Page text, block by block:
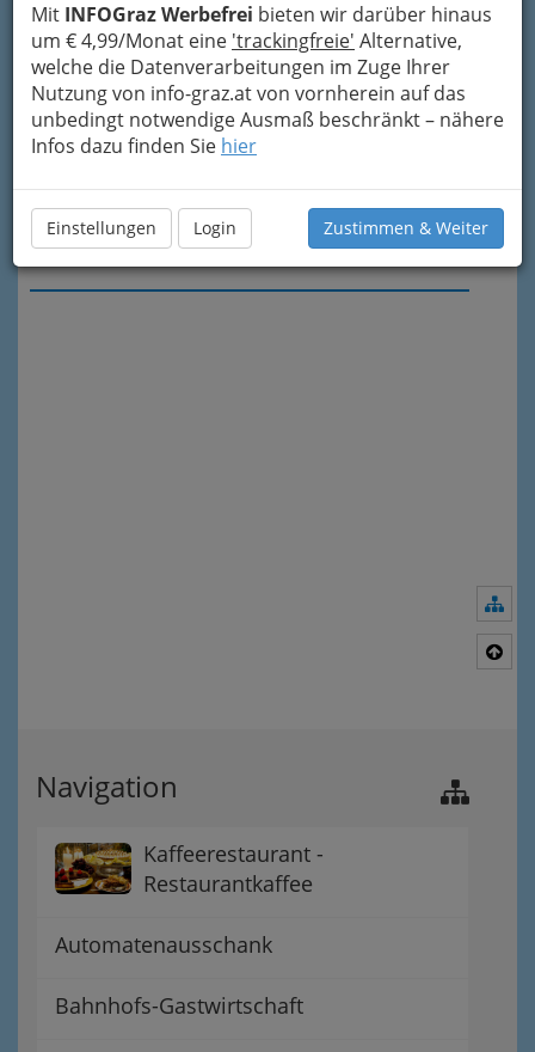
Mit INFOGraz Werbefrei bieten wir darüber hinaus
um € 4,99/Monat eine 'trackingfreie' Alternative,
welche die Datenverarbeitungen im Zuge Ihrer
Nutzung von info-graz.at von vornherein auf das
unbedingt notwendige Ausmaß beschränkt – nähere
Infos dazu finden Sie hier
Einstellungen Login Zustimmen & Weiter
Meine Nachricht senden
Navigation
Kaffeerestaurant -
Restaurantkaffee
Automatenausschank
Bahnhofs-Gastwirtschaft